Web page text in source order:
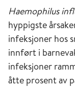
Haemophilus
hyppigste
infeksjoner hos
innført i
infeksjoner
åtte prosent av